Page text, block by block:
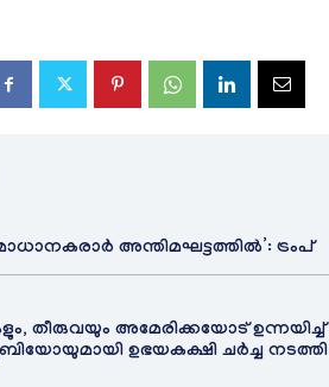
അന്തിമഘട്ടത്തിൽ‌’: ട്രംപ്
തീരുവയും അമേരിക്കയോട് ഉന്നയിച്ച്
ഉഭയകക്ഷി ചർച്ച നടത്തി